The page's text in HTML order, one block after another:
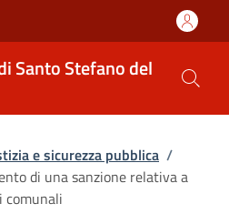
Santo Stefano del
e sicurezza pubblica /
di una sanzione relativa a
comunali